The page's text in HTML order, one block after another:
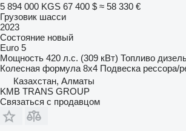
5 894 000 KGS 67 400 $ ≈ 58 330 €
Грузовик шасси
2023
Состояние новый
Euro 5
Мощность 420 л.с. (309 кВт) Топливо
Колесная формула 8x4 Подвеска рессора/
Казахстан, Алматы
KMB TRANS GROUP
Связаться с продавцом